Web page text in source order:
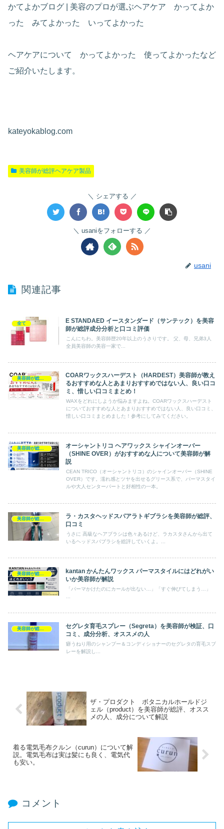
かてよかブログ | 美容のプロが選ぶヘアケア かってよか
った みてよかった いってよかった
ヘアケアについて かってよかった 使ってよかったなど
ご紹介いたします。
kateyokablog.com
美容師が総評ヘアケア製品
シェアする
usaniをフォローする
usani
関連記事
全て
E STANDAED イースタンダード（サンテック）を美容
師が総評成分分析と口コミ評価
こんにちわ。美容師歴20年以上のうさりです。 父、母、兄弟3人
全員美容師の美容一家で...
COARワックスハーデスト（HARDEST）美容師が教え
るおすすめな人とあまりおすすめではない人、良い口コ
ミ、惜しい口コミまとめ！
WAXをどれにしようか悩みますよね。COARワックスハーデスト
についておすすめな人とあまりおすすめではない人、良い口コミ、
惜しい口コミまとめました！参考にしてみてください。
美容師が総評ヘアケア製品
オーシャントリコ ヘアワックス シャインオーバー
（SHINE OVER）がおすすめな人について美容師が解
説
CEAN TRICO（オーシャントリコ）のシャインオーバー（SHINE
OVER）です。濡れ感とツヤを出せるグリース系で、パーマスタイ
ルや大人センターパートと好相性の一本。
美容師が総評ヘアケア製品
ラ・カスタヘッドスパアラトギブラシを美容師が総評、
口コミ
うさに 高級なヘアブラシは色々あるけど、ラカスタさんから出て
いるヘッドスパブラシを総評していくよ。...
美容師が総評ヘアケア製品
kantan かんたんワックス パーマスタイルにはどれがい
いか美容師が解説
「パーマかけたのにカールが出ない…」「すぐ伸びてしまう…」
美容師が総評ヘアケア製品
セグレタ育毛スプレー（Segreta）を美容師が検証、口
コミ、成分分析、オススメの人
癖うねり用のシャンプー＆コンディショナーのセグレタの育毛スプ
レーを解説し...
ザ・プロダクト ボタニカルホールドジ
ェル（product）を美容師が総評、オスス
メの人、成分について解説
着る電気毛布クルン（curun）について解
説。電気毛布は実は髪にも良く、電気代
も安い。
コメント